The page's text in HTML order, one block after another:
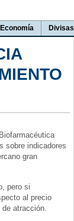
Economía Divisas
sobre indicadores
gran
pero si
al precio
atracción.